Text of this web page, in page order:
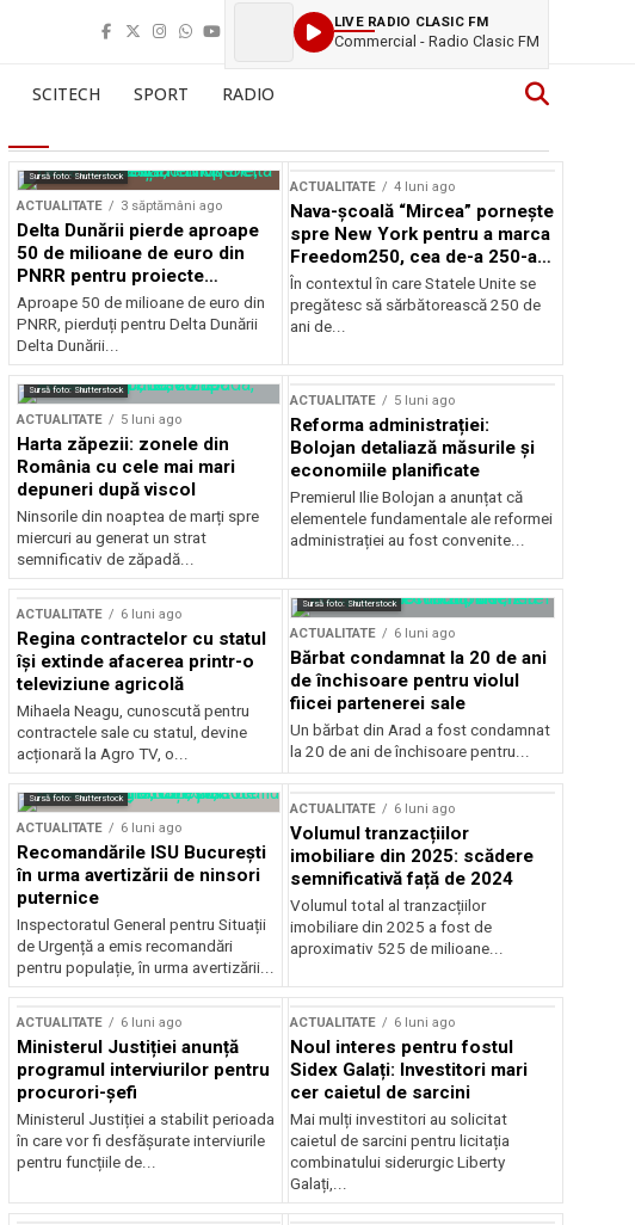
LIVE RADIO CLASIC FM
Commercial - Radio Clasic FM
SCITECH SPORT RADIO
Sursă foto: Shutterstock
ACTUALITATE 3 săptămâni ago
Delta Dunării pierde aproape
50 de milioane de euro din
PNRR pentru proiecte
esențiale
Aproape 50 de milioane de euro din
PNRR, pierduți pentru Delta Dunării
Delta Dunării...
ACTUALITATE 4 luni ago
Nava-școală “Mircea” pornește
spre New York pentru a marca
Freedom250, cea de-a 250-a
aniversare a Statelor Unite
În contextul în care Statele Unite se
pregătesc să sărbătorească 250 de
ani de...
Sursă foto: Shutterstock
ACTUALITATE 5 luni ago
Harta zăpezii: zonele din
România cu cele mai mari
depuneri după viscol
Ninsorile din noaptea de marți spre
miercuri au generat un strat
semnificativ de zăpadă...
ACTUALITATE 5 luni ago
Reforma administrației:
Bolojan detaliază măsurile și
economiile planificate
Premierul Ilie Bolojan a anunțat că
elementele fundamentale ale reformei
administrației au fost convenite...
ACTUALITATE 6 luni ago
Regina contractelor cu statul
își extinde afacerea printr-o
televiziune agricolă
Mihaela Neagu, cunoscută pentru
contractele sale cu statul, devine
acționară la Agro TV, o...
Sursă foto: Shutterstock
ACTUALITATE 6 luni ago
Bărbat condamnat la 20 de ani
de închisoare pentru violul
fiicei partenerei sale
Un bărbat din Arad a fost condamnat
la 20 de ani de închisoare pentru...
Sursă foto: Shutterstock
ACTUALITATE 6 luni ago
Recomandările ISU București
în urma avertizării de ninsori
puternice
Inspectoratul General pentru Situații
de Urgență a emis recomandări
pentru populație, în urma avertizării...
ACTUALITATE 6 luni ago
Volumul tranzacțiilor
imobiliare din 2025: scădere
semnificativă față de 2024
Volumul total al tranzacțiilor
imobiliare din 2025 a fost de
aproximativ 525 de milioane...
ACTUALITATE 6 luni ago
Ministerul Justiției anunță
programul interviurilor pentru
procurori-șefi
Ministerul Justiției a stabilit perioada
în care vor fi desfășurate interviurile
pentru funcțiile de...
ACTUALITATE 6 luni ago
Noul interes pentru fostul
Sidex Galați: Investitori mari
cer caietul de sarcini
Mai mulți investitori au solicitat
caietul de sarcini pentru licitația
combinatului siderurgic Liberty
Galați,...